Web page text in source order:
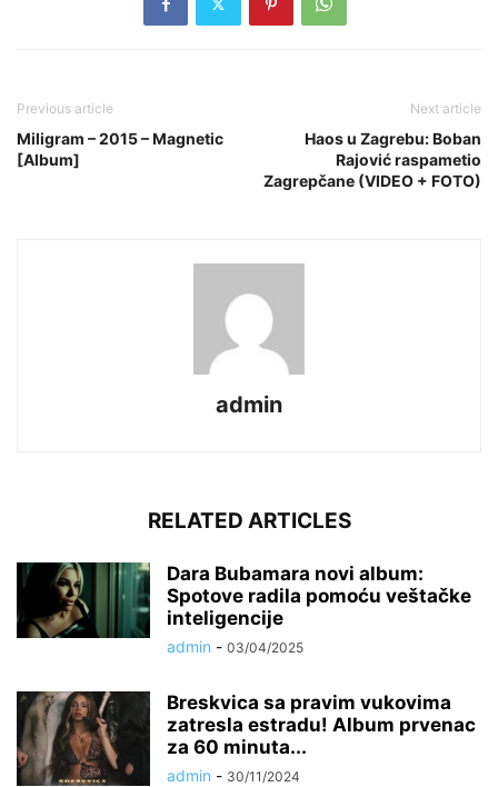
Previous article
Miligram – 2015 – Magnetic
[Album]
Next article
Haos u Zagrebu: Boban
Rajović raspametio
Zagrepčane (VIDEO + FOTO)
admin
RELATED ARTICLES
Dara Bubamara novi album:
Spotove radila pomoću veštačke
inteligencije
admin - 03/04/2025
Breskvica sa pravim vukovima
zatresla estradu! Album prvenac
za 60 minuta...
admin - 30/11/2024